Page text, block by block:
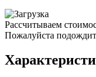
Рассчитываем
Пожалуйста